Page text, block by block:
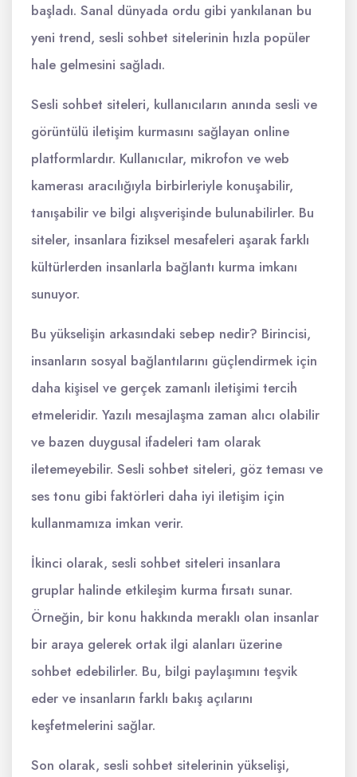
başladı. Sanal dünyada ordu gibi yankılanan bu
yeni trend, sesli sohbet sitelerinin hızla popüler
hale gelmesini sağladı.
Sesli sohbet siteleri, kullanıcıların anında sesli ve
görüntülü iletişim kurmasını sağlayan online
platformlardır. Kullanıcılar, mikrofon ve web
kamerası aracılığıyla birbirleriyle konuşabilir,
tanışabilir ve bilgi alışverişinde bulunabilirler. Bu
siteler, insanlara fiziksel mesafeleri aşarak farklı
kültürlerden insanlarla bağlantı kurma imkanı
sunuyor.
Bu yükselişin arkasındaki sebep nedir? Birincisi,
insanların sosyal bağlantılarını güçlendirmek için
daha kişisel ve gerçek zamanlı iletişimi tercih
etmeleridir. Yazılı mesajlaşma zaman alıcı olabilir
ve bazen duygusal ifadeleri tam olarak
iletemeyebilir. Sesli sohbet siteleri, göz teması ve
ses tonu gibi faktörleri daha iyi iletişim için
kullanmamıza imkan verir.
İkinci olarak, sesli sohbet siteleri insanlara
gruplar halinde etkileşim kurma fırsatı sunar.
Örneğin, bir konu hakkında meraklı olan insanlar
bir araya gelerek ortak ilgi alanları üzerine
sohbet edebilirler. Bu, bilgi paylaşımını teşvik
eder ve insanların farklı bakış açılarını
keşfetmelerini sağlar.
Son olarak, sesli sohbet sitelerinin yükselişi,